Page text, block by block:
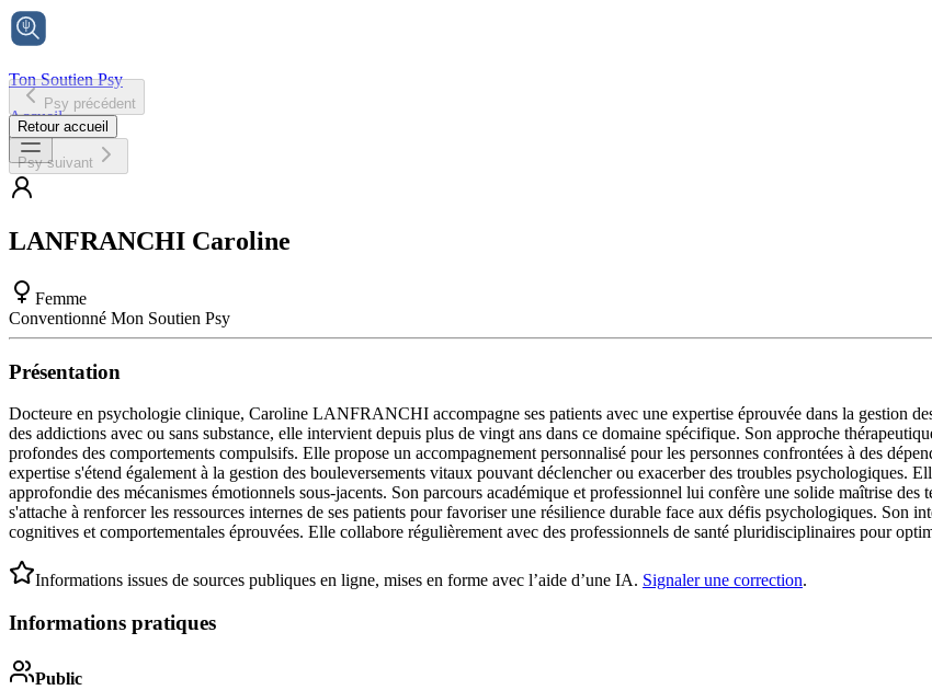
Ton Soutien Psy
Accueil
Psy précédent
Retour accueil
Psy suivant
LANFRANCHI Caroline
Femme
Conventionné Mon Soutien Psy
Présentation
Docteure en psychologie clinique, Caroline LANFRANCHI accompagne ses patients avec une expertise éprouvée dans la gestion
des addictions avec ou sans substance, elle intervient depuis plus de vingt ans dans ce domaine spécifique. Son approche
profondes des comportements compulsifs. Elle propose un accompagnement personnalisé pour les personnes confrontées à des
expertise s'étend également à la gestion des bouleversements vitaux pouvant déclencher ou exacerber des troubles
approfondie des mécanismes émotionnels sous-jacents. Son parcours académique et professionnel lui confère une solide maîtrise
s'attache à renforcer les ressources internes de ses patients pour favoriser une résilience durable face aux défis psychologiques. Son
cognitives et comportementales éprouvées. Elle collabore régulièrement avec des professionnels de santé pluridisciplinaires pour
Informations issues de sources publiques en ligne, mises en forme avec l’aide d’une IA. Signaler une correction.
Informations pratiques
Public